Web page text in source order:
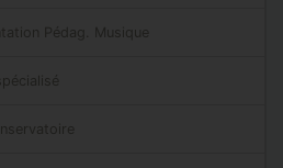
Pédag. Musique